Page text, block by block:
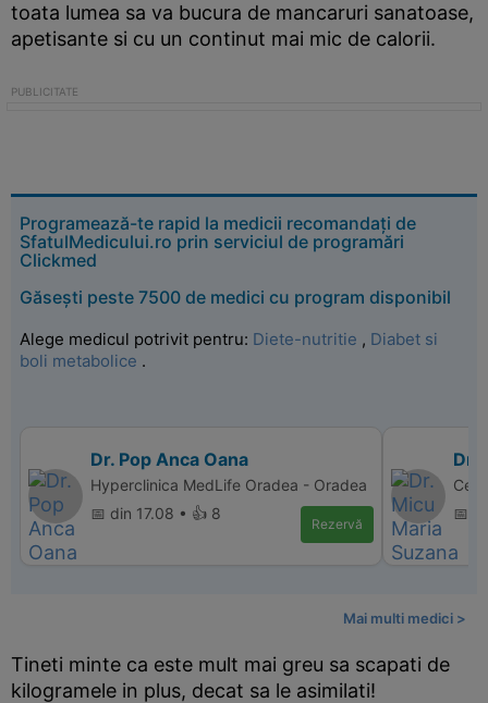
toata lumea sa va bucura de mancaruri sanatoase,
apetisante si cu un continut mai mic de calorii.
Programează-te rapid la medicii recomandați de
SfatulMedicului.ro prin serviciul de programări
Clickmed
Găsești peste 7500 de medici cu program disponibil
Alege medicul potrivit pentru: Diete-nutritie , Diabet si
boli metabolice .
Dr. Pop Anca Oana
Hyperclinica MedLife Oradea - Oradea
📅 din 17.08 • 👍 8
Rezervă
Dr.
📅
Mai multi medici >
Tineti minte ca este mult mai greu sa scapati de
kilogramele in plus, decat sa le asimilati!